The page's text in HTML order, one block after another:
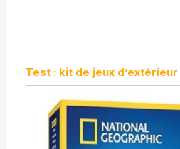
Test : kit de jeux